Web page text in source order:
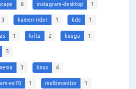
6 instagram-desktop 1
3 kamen-rider 1 kde 1
1 krita 2 kuuga 1
5
3 linux 6
ee70 1 multimonitor 1